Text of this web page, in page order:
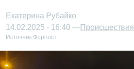
Екатерина Рубайко
14.02.2025 - 16:40 —Происшествия
Источник:Форпост